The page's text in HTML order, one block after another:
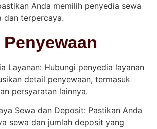
Anda memilih penyedia sewa
dan terpercaya.
Layanan: Hubungi penyedia layanan
detail penyewaan, termasuk
persyaratan lainnya.
Sewa dan Deposit: Pastikan Anda
sewa dan jumlah deposit yang